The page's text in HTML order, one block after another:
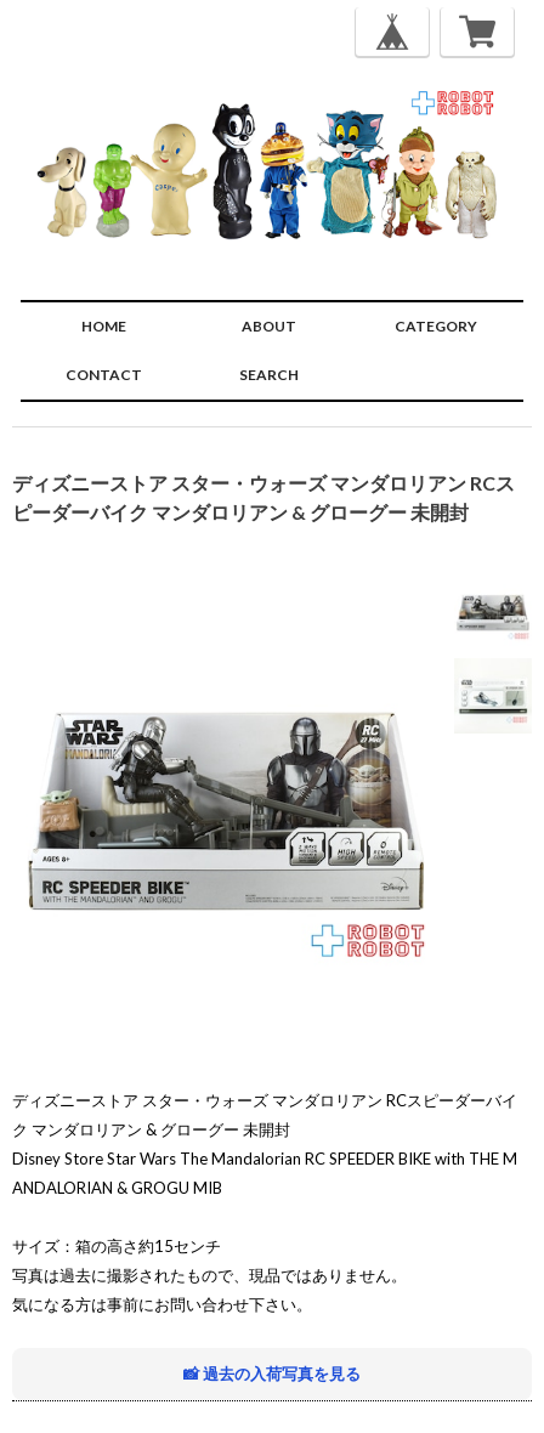
HOME ABOUT CATEGORY
CONTACT SEARCH
ディズニーストア スター・ウォーズ マンダロリアン RCス
ピーダーバイク マンダロリアン & グローグー 未開封
ディズニーストア スター・ウォーズ マンダロリアン RCスピーダーバイ
ク マンダロリアン & グローグー 未開封
Disney Store Star Wars The Mandalorian RC SPEEDER BIKE with THE M
ANDALORIAN & GROGU MIB
サイズ：箱の高さ約15センチ
写真は過去に撮影されたもので、現品ではありません。
気になる方は事前にお問い合わせ下さい。
📸 過去の入荷写真を見る